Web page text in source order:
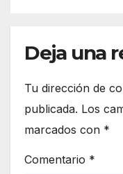
Deja una
Tu dirección de
publicada. Los
marcados con *
Comentario *